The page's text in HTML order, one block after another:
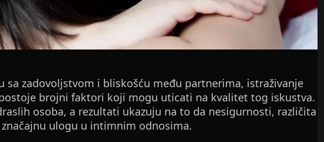
sa zadovoljstvom i bliskošću među partnerima, istraživanje
brojni faktori koji mogu uticati na kvalitet tog iskustva.
osoba, a rezultati ukazuju na to da nesigurnosti, različita
ulogu u intimnim odnosima.